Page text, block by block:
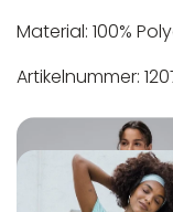
Material: 100%
Artikelnummer:
Nicht bleichen
Nicht bügeln
Nicht
In der EU